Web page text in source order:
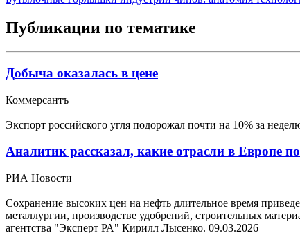
Публикации по тематике
Добыча оказалась в цене
Коммерсантъ
Экспорт российского угля подорожал почти на 10% за
Аналитик рассказал, какие отрасли в Европе
РИА Новости
Сохранение высоких цен на нефть длительное время
металлургии, производстве удобрений, строительных
агентства "Эксперт РА" Кирилл Лысенко. 09.03.2026